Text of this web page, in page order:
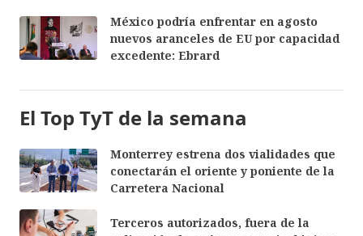
México podría enfrentar en agosto
nuevos aranceles de EU por capacidad
excedente: Ebrard
El Top TyT de la semana
Monterrey estrena dos vialidades que
conectarán el oriente y poniente de la
Carretera Nacional
Terceros autorizados, fuera de la